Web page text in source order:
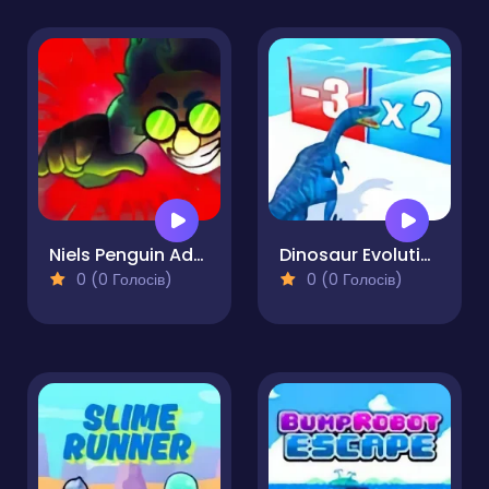
Niels Penguin Adventure
0 (0 Голосів)
Dinosaur Evolution
0 (0 Голосів)